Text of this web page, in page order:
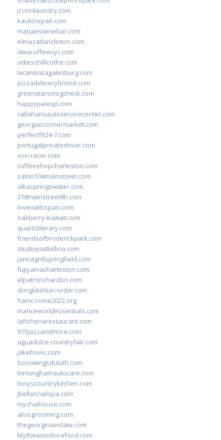
jccoinlaundry.com
kautorepair.com
marjaeswinebar.com
elmazatlanclinton.com
ideacoffeenyc.com
odieschillicothe.com
lacantinitagalesburg.com
pizzadeliverybristol.com
greenstarsmogcheck.com
happypawspl.com
callahansautoservicecenter.com
georgiascornermarket.com
perfectfit24-7.com
portugalprivatedriver.com
von-racer.com
coffeeshopcharleston.com
salon104mainstreet.com
alkaspringswater.com
318mainstreet8h.com
lovenailsspari.com
oakberry-kuwait.com
quartzliterary.com
friendsofbroderickpark.com
studiopiattellina.com
jannagrillspringfield.com
fujiyamacharleston.com
elpatronchardon.com
donglaishun-order.com
fiamc-rome2022.org
mariceworldessentials.com
lafisheriarestaurant.com
915jazzandmore.com
aguadulce-countryfair.com
jakehovis.com
bosswingsduluth.com
birminghamautocare.com
tonyscountrykitchen.com
jbellasnailspa.com
mychaihouse.com
alvisgrooming.com
thegeorginaestate.com
blythewoodseafood.com